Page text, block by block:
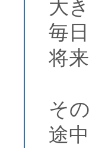
大
毎
将
そ
途